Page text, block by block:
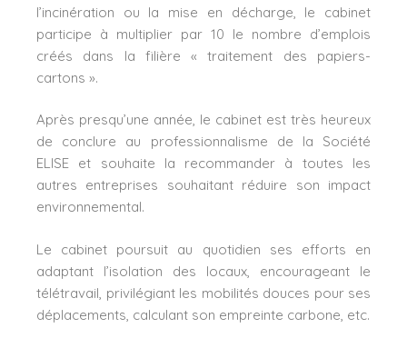
l’incinération ou la mise en décharge, le cabinet
participe à multiplier par 10 le nombre d’emplois
créés dans la filière « traitement des papiers-
cartons ».
Après presqu’une année, le cabinet est très heureux
de conclure au professionnalisme de la Société
ELISE et souhaite la recommander à toutes les
autres entreprises souhaitant réduire son impact
environnemental.
Le cabinet poursuit au quotidien ses efforts en
adaptant l’isolation des locaux, encourageant le
télétravail, privilégiant les mobilités douces pour ses
déplacements, calculant son empreinte carbone, etc.